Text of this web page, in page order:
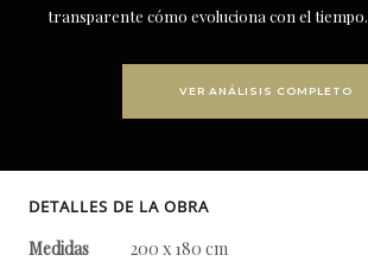
transparente cómo evoluciona con el tiempo.
VER ANÁLISIS COMPLETO
DETALLES DE LA OBRA
Medidas
200 x 180 cm